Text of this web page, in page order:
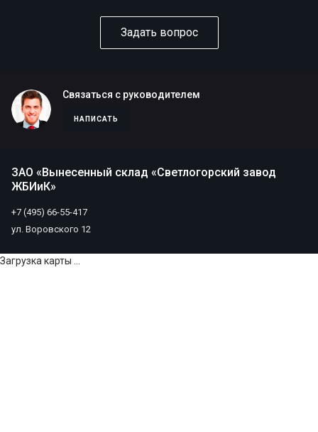
Задать вопрос
Связаться с руководителем
НАПИСАТЬ
ЗАО «Вынесенный склад «Светлогорский завод
ЖБИиК»
+7 (495) 66-55-417
ул. Воровского 12
Загрузка карты ...